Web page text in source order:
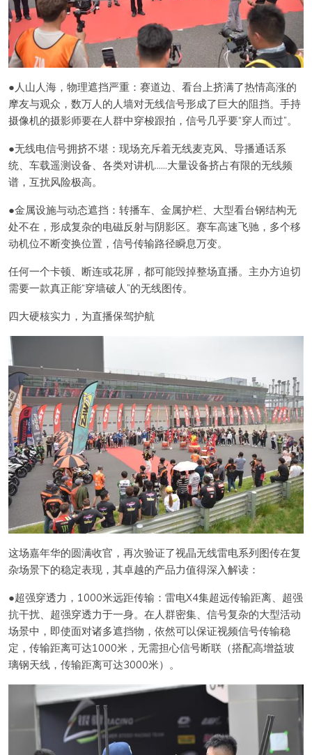
●人山人海，物理遮挡严重：赛道边、看台上挤满了热情高涨的
摩友与观众，数万人的人墙对无线信号形成了巨大的阻挡。手持
摄像机的摄影师要在人群中穿梭跟拍，信号几乎要“穿人而过”。
●无线电信号拥挤不堪：现场充斥着无线麦克风、导播通话系
统、车载遥测设备、各类对讲机……大量设备挤占有限的无线频
谱，互扰风险极高。
●金属设施与动态遮挡：转播车、金属护栏、大型看台钢结构无
处不在，形成复杂的电磁反射与阴影区。赛车高速飞驰，多个移
动机位不断变换位置，信号传输路径瞬息万变。
任何一个卡顿、断连或花屏，都可能毁掉整场直播。主办方迫切
需要一款真正能“穿墙破人”的无线图传。
四大硬核实力，为直播保驾护航
这场嘉年华的圆满收官，再次验证了视晶无线雷电系列图传在复
杂场景下的稳定表现，其卓越的产品力值得深入解读：
●超强穿透力，1000米远距传输：雷电X4集超远传输距离、超强
抗干扰、超强穿透力于一身。在人群密集、信号复杂的大型活动
场景中，即使面对诸多遮挡物，依然可以保证视频信号传输稳
定，传输距离可达1000米，无需担心信号断联（搭配高增益玻
璃钢天线，传输距离可达3000米）。